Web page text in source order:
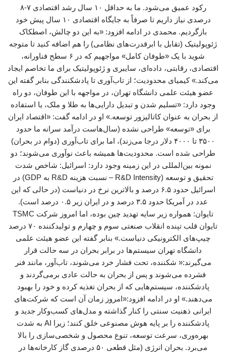
رکود عمیق می‌شود. ما به حداقل ۱۰ سال رشد اقتصادی ۷-۸
درصدی نیاز داریم تا صرفاً به جایگاه اقتصادی ۱۰ سال پیش خود
بازگردیم. محمدی در ادامه افزود: «به این دو چالش، اصطکاک
ژئوپولیتیک (تقابل با ابرقدرت‌های نظامی) را هم اضافه کنید تا متوجه
شوید با یک «طوفان کامل» مواجهیم که در ۶ سطح فناورانه،
اقتصادی، رقابتی، داده‌ای، سایبری و ژئوپولیتیک برای ما تخاصم ایجاد
می‌کند.» کیمیای محدودیت؛ از تاب‌آوری تا پادشکنندگی بنابر گفته این
عضو هیئت علمی دانشگاه تهران، در مواجهه با این طوفان، دو راه
وجود دارد: «تسلیم شدن و تبدیل دارایی‌ها به طلا و ملک، یا استفاده
از بحران به عنوان کاتالیزور توسعه.» او در ادامه گفت: «اقتصاد ایران
برای «توسعه» طراحی نشده (سال‌هاست درآمد سرانه ما حدود
۳۵۰۰ تا ۴۰۰۰ دلار درجا می‌زند)، اما برای تاب‌آوری (دوام در بحران)
طراحی شده است. محدودیت‌ها همیشه باعث نوآوری می‌شوند؛ دو
نمونه بین‌المللی در این زمینه وجود دارد: اسرائیل: شاخص شدت
تحقیق و توسعه (R&D Intensity – نسبت هزینه R&D به GDP) در
اسرائیل حدود ۶.۵ درصد و بالاترین نرخ در دنیاست (در حالی که این
عدد در آمریکا حدود ۳.۵ درصد و در ایران زیر ۰.۵ درصد است).
تایوان: همواره زیر سایه تهدید چین بوده، اما امروز شرکت TSMC
تایوان قلب تپنده انقلاب صنعتی سوم و چهارم و تولیدکننده ۷۰ درصد
چیپ‌های الکترونیکی دنیاست.» بنابر گفته این عضو هیئت علمی
دانشگاه تهران سیستم‌ها در برابر بحران در سه حالت قرار
می‌گیرند:« شکننده، تحت فشار خرد می‌شوند، تاب‌آور، مانند فنر
فشرده می‌شوند و پس از بحران به حالت عادی برمی‌گردند و
پادشکننده، سیستم‌هایی که از بحران تغذیه کرده و خود را بهبود
می‌دهند.» او در ادامه افزود:«امروز زمان آن است که شرکت‌های
ایرانی ذهنیت سنتی را کنار گذاشته و مدل‌های کسب‌وکار جدید و
پادشکننده را بر پایه هوش مصنوعی خلق کنند؛ زیرا AI به شدت
بهره‌وری، سرعت توسعه، تنوع محصول و شخصی‌سازی را بالا
می‌برد. بحران انرژی (مثل قطعی ۵۰ درصدی گاز کارخانه‌ها در